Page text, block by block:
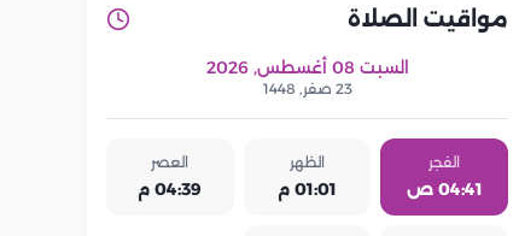
مواقيت الصلاة
السبت 08 أغسطس, 2026
23 صفر, 1448
الفجر
04:41 ص
الظهر
01:01 م
العصر
04:39 م